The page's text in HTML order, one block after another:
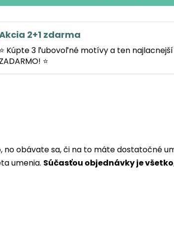
2+1 zdarma
⭐ Kúpte 3 ľubovoľné motívy a ten
ZADARMO! ⭐
, no obávate sa, či na to máte dostatočné
umenia. Súčasťou objednávky je